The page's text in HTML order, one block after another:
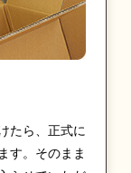
たら、正式に
す。そのまま